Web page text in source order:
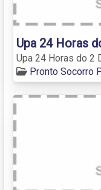
Upa 24 Horas
Upa 24 Horas do 2
Pronto Socorro